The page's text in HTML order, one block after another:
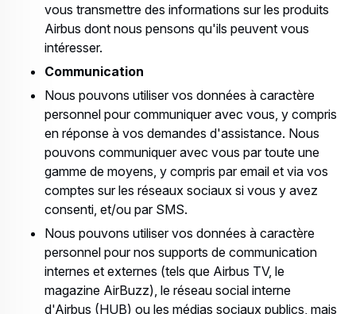
vous transmettre des informations sur les produits
Airbus dont nous pensons qu'ils peuvent vous
intéresser.
Communication
Nous pouvons utiliser vos données à caractère
personnel pour communiquer avec vous, y compris
en réponse à vos demandes d'assistance. Nous
pouvons communiquer avec vous par toute une
gamme de moyens, y compris par email et via vos
comptes sur les réseaux sociaux si vous y avez
consenti, et/ou par SMS.
Nous pouvons utiliser vos données à caractère
personnel pour nos supports de communication
internes et externes (tels que Airbus TV, le
magazine AirBuzz), le réseau social interne
d'Airbus (HUB) ou les médias sociaux publics, mais